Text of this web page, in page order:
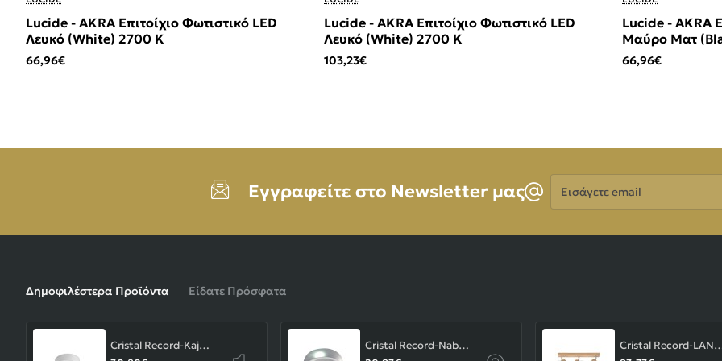
Lucide - AKRA Επιτοίχιο Φωτιστικό LED
Λευκό (White) 2700 K
66,96€
Lucide - AKRA Επιτοίχιο Φωτιστικό LED
Λευκό (White) 2700 K
103,23€
Lucide - AKRA
Μαύρο Ματ
66,96€
Εγγραφείτε στο Newsletter μας
Εισάγετε
email
Δημοφιλέστερα Προϊόντα Είδατε Πρόσφατα
Cristal Record-Kaju Φωτιστικό Οροφής/Επιτοίχιο LED 8W, Γκρι
Cristal Record-Nabila Χωνευτό Σποτ GU10 ΚΩΔ.-01-180-01-281
Cristal Record-LAN Φωτιστικού